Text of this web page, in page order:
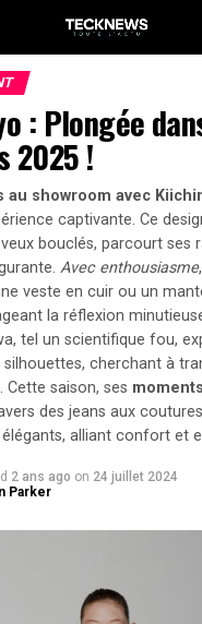
: Plongée
2025 !
au showroom avec
captivante. Ce
bouclés, parcourt ses
Avec enthousiasme
veste en cuir ou un
la réflexion
tel un scientifique fou,
silhouettes, cherchant à
Cette saison, ses
des jeans aux
alliant confort et
2 ans ago on 24 juillet 2024
Parker